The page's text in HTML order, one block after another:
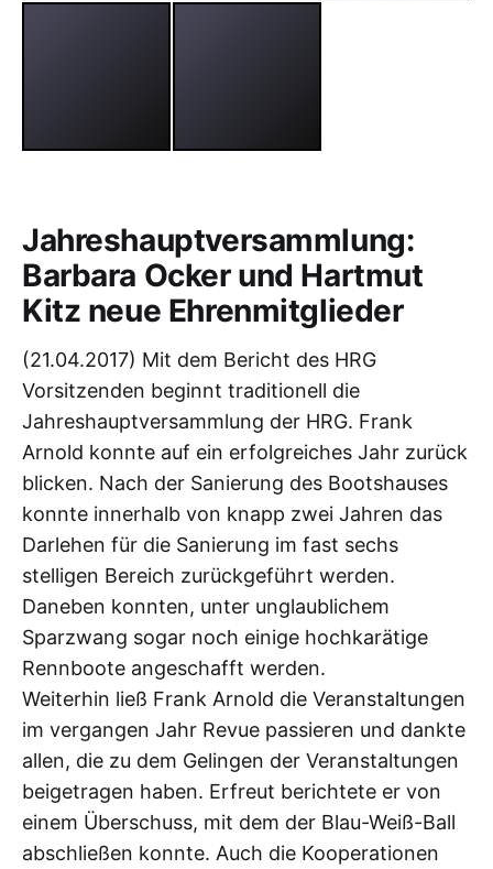
Jahreshauptversammlung:
Barbara Ocker und Hartmut
Kitz neue Ehrenmitglieder
(21.04.2017) Mit dem Bericht des HRG
Vorsitzenden beginnt traditionell die
Jahreshauptversammlung der HRG. Frank
Arnold konnte auf ein erfolgreiches Jahr zurück
blicken. Nach der Sanierung des Bootshauses
konnte innerhalb von knapp zwei Jahren das
Darlehen für die Sanierung im fast sechs
stelligen Bereich zurückgeführt werden.
Daneben konnten, unter unglaublichem
Sparzwang sogar noch einige hochkarätige
Rennboote angeschafft werden.
Weiterhin ließ Frank Arnold die Veranstaltungen
im vergangen Jahr Revue passieren und dankte
allen, die zu dem Gelingen der Veranstaltungen
beigetragen haben. Erfreut berichtete er von
einem Überschuss, mit dem der Blau-Weiß-Ball
abschließen konnte. Auch die Kooperationen